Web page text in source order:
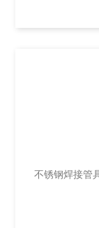
不锈钢焊接管